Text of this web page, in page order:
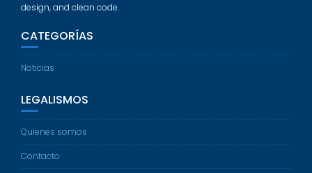
design, and clean code.
CATEGORÍAS
Noticias
LEGALISMOS
Quienes somos
Contacto